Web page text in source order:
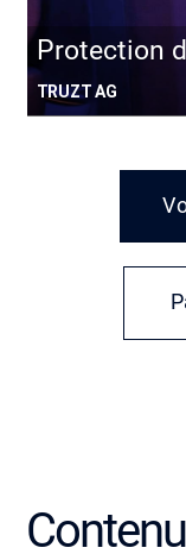
Protection
TRUZT AG